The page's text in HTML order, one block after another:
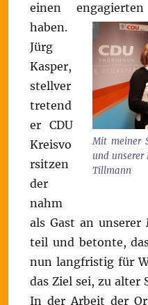
einen
haben.
Mit meiner
und unserer
Tillmann
Jürg
Kasper,
stellver
tretend
er CDU
Kreisvo
rsitzen
der
nahm
als Gast an unserer
teil und betonte,
nun langfristig für
das Ziel sei, zu alter
In der Arbeit der